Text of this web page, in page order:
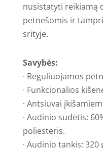
nusistatyti reikiamą
petnešomis ir
srityje.
Savybės:
· Reguliuojamos
· Funkcionalios
· Antsiuvai
· Audinio sudėtis:
poliesteris.
· Audinio tankis: 320